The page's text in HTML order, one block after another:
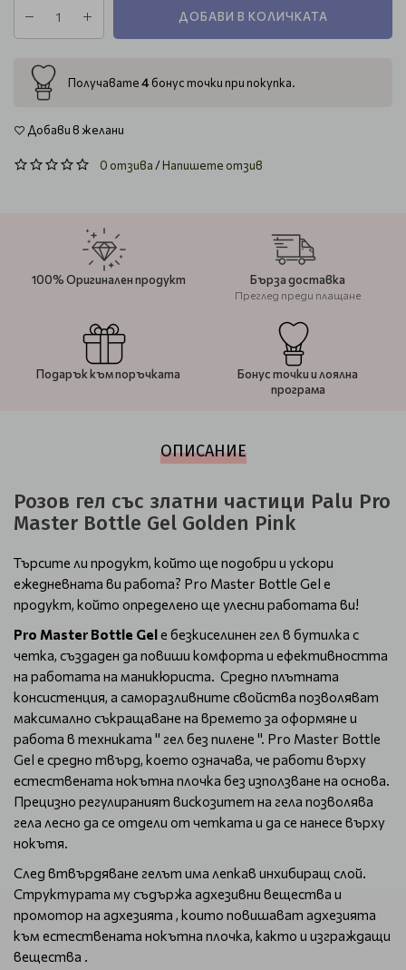
ДОБАВИ В КОЛИЧКАТА
Получавате4бонус точки при покупка.
Добави в желани
0 отзива/Напишете отзив
100% Оригинален продукт Бърза доставка
Преглед преди плащане
Подарък към поръчката
Бонус точки и лоялна
програма
ОПИСАНИЕ
Розов гел със златни частици Palu Pro
Master Bottle Gel Golden Pink
Търсите ли продукт, който ще подобри и ускори
ежедневната ви работа? Pro Master Bottle Gel е
продукт, който определено ще улесни работата ви!
Pro Master Bottle Gelе безкиселинен гел в бутилка с
четка, създаден да повиши комфорта и ефективността
на работата на маникюриста. Средно плътната
консистенция, а саморазливните свойства позволяват
максимално съкращаване на времето за оформяне и
работа в техниката " гел без пилене ". Pro Master Bottle
Gel е средно твърд, което означава, че работи върху
естествената нокътна плочка без използване на основа.
Прецизно регулираният вискозитет на гела позволява
гела лесно да се отдели от четката и да се нанесе върху
нокътя.
След втвърдяване гелът има лепкав инхибиращ слой.
Структурата му съдържа адхезивни вещества и
промотор на адхезията , които повишават адхезията
към естествената нокътна плочка, както и изграждащи
вещества .